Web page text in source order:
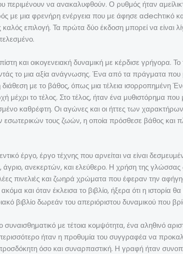
περιμένουν να ανακαλυφθούν. Ο ρυθμός ήταν
μια φρενήρη ενέργεια που με άφησε αdechτικό
επιλογή. Τα πρώτα δύο έκδοση μπορεί να είναι
και οικογενειακή δυναμική με κέρδισε γρήγορα. Το
το μια αξία ανάγνωσης. Ένα από τα πράγματα
με το βάθος, όπως μια τέλεια ισορροπημένη
μέχρι το τέλος. Στο τέλος, ήταν ένα μυθιστόρημα
καθρέφτη. Οι αγώνες και οι ήττες των
τους ζωών, η οποία πρόσθεσε βάθος και
έργο, έργο τέχνης που αρνείται να είναι
ανεκερτών, και ελεύθερο. Η χρήση της
πινελιές και ζωηρά χρώματα που έφεραν την
και όταν έκλεισα το βιβλίο, ήξερα ότι η ιστορία θα
βιβλίο δωρεάν του απεριόριστου δυναμικού που
συναισθηματικό με τέτοια κομψότητα, ένα αληθινό
ήταν η προθυμία του συγγραφέα να
όσο και συναρπαστική. Η γραφή ήταν